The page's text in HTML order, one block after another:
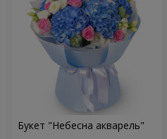
Букет "Небесна акварель"